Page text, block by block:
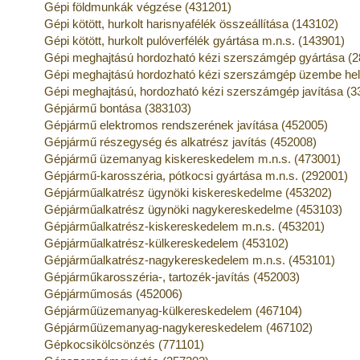
Gépi földmunkák végzése (431201)
Gépi kötött, hurkolt harisnyafélék összeállítása (143102)
Gépi kötött, hurkolt pulóverfélék gyártása m.n.s. (143901)
Gépi meghajtású hordozható kézi szerszámgép gyártása
Gépi meghajtású hordozható kézi szerszámgép üzembe
Gépi meghajtású, hordozható kézi szerszámgép javítása
Gépjármű bontása (383103)
Gépjármű elektromos rendszerének javítása (452005)
Gépjármű részegység és alkatrész javítás (452008)
Gépjármű üzemanyag kiskereskedelem m.n.s. (473001)
Gépjármű-karosszéria, pótkocsi gyártása m.n.s. (292001)
Gépjárműalkatrész ügynöki kiskereskedelme (453202)
Gépjárműalkatrész ügynöki nagykereskedelme (453103)
Gépjárműalkatrész-kiskereskedelem m.n.s. (453201)
Gépjárműalkatrész-külkereskedelem (453102)
Gépjárműalkatrész-nagykereskedelem m.n.s. (453101)
Gépjárműkarosszéria-, tartozék-javítás (452003)
Gépjárműmosás (452006)
Gépjárműüzemanyag-külkereskedelem (467104)
Gépjárműüzemanyag-nagykereskedelem (467102)
Gépkocsikölcsönzés (771101)